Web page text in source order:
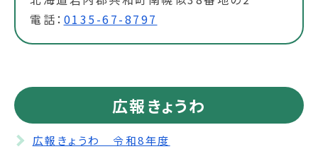
電話： 0135-67-8797
広報きょうわ
広報きょうわ 令和8年度